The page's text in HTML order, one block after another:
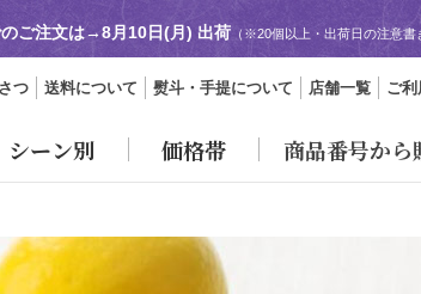
ご注文は→8月10日(月) 出荷 （※20個以上・出荷日の注意書
つ 送料について 熨斗・手提について 店舗一覧 ご利
シーン別 価格帯 商品番号から